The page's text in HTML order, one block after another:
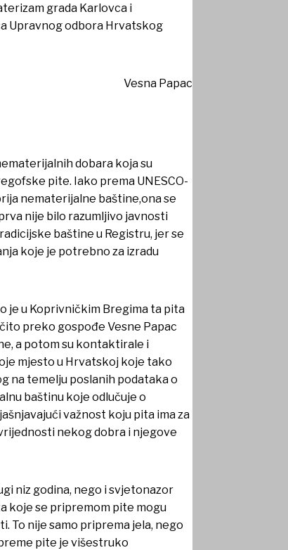
grada Karlovca i
Upravnog odbora Hrvatskog
Vesna Papac
dobara koja su
pite. Iako prema UNESCO-
nematerijalne baštine,ona se
nije bilo razumljivo javnosti
baštine u Registru, jer se
koje je potrebno za izradu
je u Koprivničkim Bregima ta pita
preko gospođe Vesne Papac
a potom su kontaktirale i
mjesto u Hrvatskoj koje tako
na temelju poslanih podataka o
baštinu koje odlučuje o
važnost koju pita ima za
nekog dobra i njegove
niz godina, nego i svjetonazor
koje se pripremom pite mogu
To nije samo priprema jela, nego
pite je višestruko